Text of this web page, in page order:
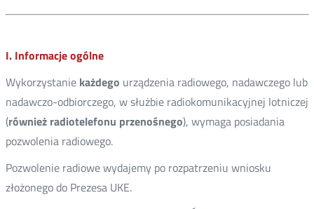
I. Informacje ogólne
Wykorzystanie każdego urządzenia radiowego, nadawczego lub
nadawczo-odbiorczego, w służbie radiokomunikacyjnej lotniczej
(również radiotelefonu przenośnego), wymaga posiadania
pozwolenia radiowego.
Pozwolenie radiowe wydajemy po rozpatrzeniu wniosku
złożonego do Prezesa UKE.